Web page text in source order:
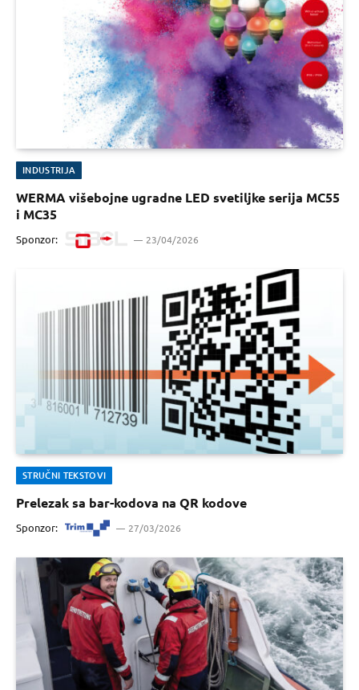
INDUSTRIJA
WERMA višebojne ugradne LED svetiljke serija MC55
i MC35
Sponzor: 23/04/2026
STRUČNI TEKSTOVI
Prelezak sa bar-kodova na QR kodove
Sponzor: 27/03/2026